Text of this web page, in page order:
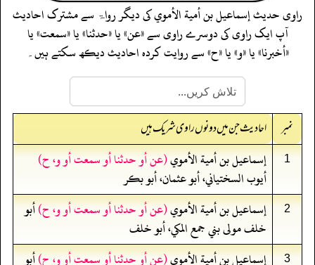
راوی حدیثإسماعيل بن أمية الأمويکی دیگر رواۃ سے مشترک احادیث
آپ ایک راوی کی دوسرے راوی سے «عن» یا «حدثنا» یا «سمعت» یا
«أخبرنا» یا «و» یا «ح» سے روایت کردہ احادیث دیکھ سکتے ہیں۔
نمبر احادیث جن میں دونوں راوی شریک ہیں
1 إسماعيل بن أمية الأموي(عن أو حدثنا أو سمعت أو و، ح)
أيوب السختياني، أبو عثمان، أبو بكر
2 إسماعيل بن أمية الأموي(عن أو حدثنا أو سمعت أو و، ح)أبو
خلف مولى بني جمع المكي، أبو خلف
3 إسماعيل بن أمية الأموي(عن أو حدثنا أو سمعت أو و، ح)أبو